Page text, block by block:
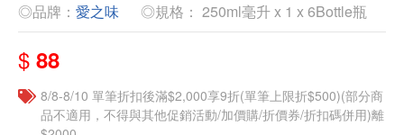
◎品牌： 愛之味 ◎規格： 250ml毫升 x 1 x 6Bottle瓶
$ 88
8/8-8/10 單筆折扣後滿$2,000享9折(單筆上限折$500)(部分商
品不適用，不得與其他促銷活動/加價購/折價券/折扣碼併用)離